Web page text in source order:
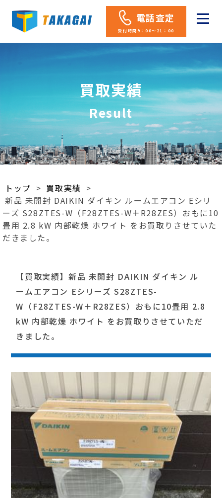
電話査定
受付時間9：00～21：00
買取実績
Result
トップ > 買取実績 >
新品 未開封 DAIKIN ダイキン ルームエアコン Eシリ
ーズ S28ZTES-W（F28ZTES-W＋R28ZES）おもに10
畳用 2.8 kW 内部乾燥 ホワイト をお買取りさせていた
だきました。
【買取実績】新品 未開封 DAIKIN ダイキン ル
ームエアコン Eシリーズ S28ZTES-
W（F28ZTES-W＋R28ZES）おもに10畳用 2.8
kW 内部乾燥 ホワイト をお買取りさせていただ
きました。